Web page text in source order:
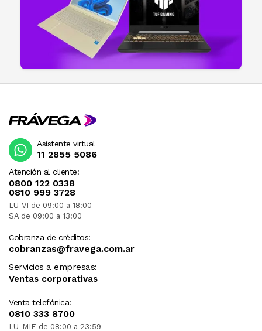
Atención al cliente:
0800 122 0338
0810 999 3728
LU-VI de 09:00 a 18:00
SA de 09:00 a 13:00
Cobranza de créditos:
cobranzas@fravega.com.ar
Servicios a empresas:
Ventas corporativas
Venta telefónica:
0810 333 8700
LU-MIE de 08:00 a 23:59
Asistente virtual
11 2855 5086